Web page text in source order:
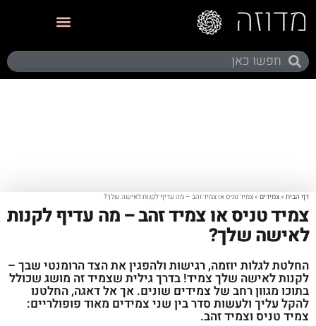
דף הבית »צמידים »צמיד טניס או צמיד זהב – מה עדיף לקנות לאישה שלך?
צמיד טניס או צמיד זהב – מה עדיף לקנות
לאישה שלך?
החלטת לגלות יוזמה, רגישות ולהפגין את הצד הרומנטי שבך –
לקנות לאישה שלך צמיד! בדרך גילית שצמיד זה מושג שכולל
בתוכו מגוון רחב של צמידים שונים. אך אל דאגה, החלטנו
להקל עליך ולעשות סדר בין שני צמידים מאוד פופולריים:
צמיד טניס וצמיד זהב.